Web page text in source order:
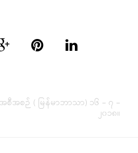
စီအစဉ် ( မြန်မာဘာသာ) ၁၆ – ၇ –
၂၀၁၈။